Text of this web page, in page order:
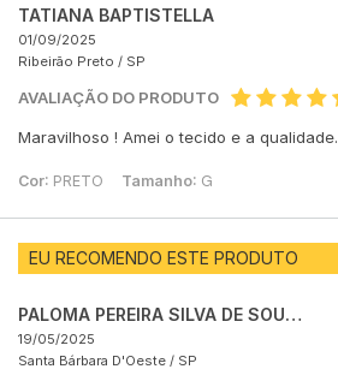
TATIANA BAPTISTELLA
01/09/2025
Ribeirão Preto / SP
AVALIAÇÃO DO PRODUTO
Maravilhoso ! Amei o tecido e a qualidade.
Cor: PRETO Tamanho: G
EU RECOMENDO ESTE PRODUTO
PALOMA PEREIRA SILVA DE SOUZA
19/05/2025
Santa Bárbara D'Oeste / SP